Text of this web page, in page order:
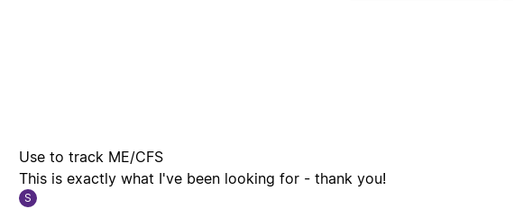
Use to track ME/CFS
This is exactly what I've been looking for - thank you!
S